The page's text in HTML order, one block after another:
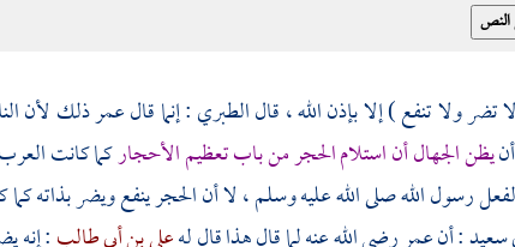
الطبري: إنما قالعمرذلك لأن
أنيظن الجهال أن استلام الحجر من باب تعظيم الأحجاركما كانت
رسول الله صلى الله عليه وسلم ، لا أن الحجر ينفع ويضر بذاته